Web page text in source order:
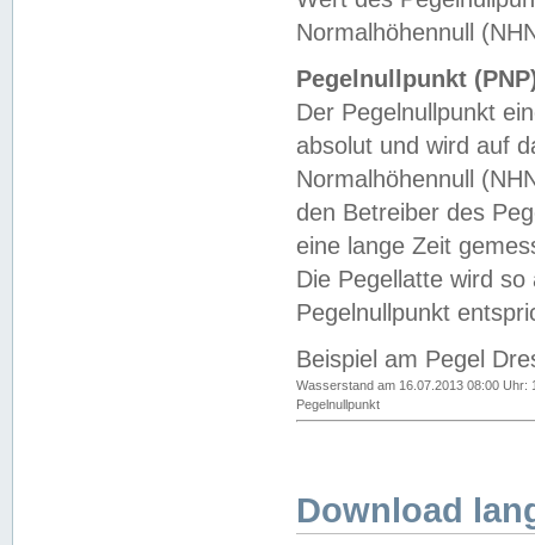
Normalhöhennull
Pegelnullpunkt
Der Pegelnullpunkt
absolut und wird auf
Normalhöhennull
den Betreiber des
eine lange Zeit
Die Pegellatte wird
Pegelnullpunkt
Beispiel am Pegel
Wasserstand am 16.07.2013 08:00 Uhr:
Pegelnullpunkt
Download